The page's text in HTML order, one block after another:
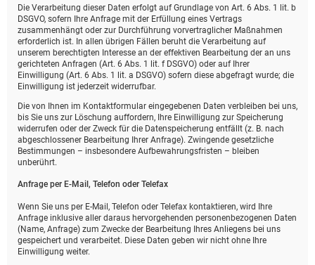
Die Verarbeitung dieser Daten erfolgt auf Grundlage von Art. 6 Abs. 1 lit. b
DSGVO, sofern Ihre Anfrage mit der Erfüllung eines Vertrags
zusammenhängt oder zur Durchführung vorvertraglicher Maßnahmen
erforderlich ist. In allen übrigen Fällen beruht die Verarbeitung auf
unserem berechtigten Interesse an der effektiven Bearbeitung der an uns
gerichteten Anfragen (Art. 6 Abs. 1 lit. f DSGVO) oder auf Ihrer
Einwilligung (Art. 6 Abs. 1 lit. a DSGVO) sofern diese abgefragt wurde; die
Einwilligung ist jederzeit widerrufbar.
Die von Ihnen im Kontaktformular eingegebenen Daten verbleiben bei uns,
bis Sie uns zur Löschung auffordern, Ihre Einwilligung zur Speicherung
widerrufen oder der Zweck für die Datenspeicherung entfällt (z. B. nach
abgeschlossener Bearbeitung Ihrer Anfrage). Zwingende gesetzliche
Bestimmungen – insbesondere Aufbewahrungsfristen – bleiben
unberührt.
Anfrage per E-Mail, Telefon oder Telefax
Wenn Sie uns per E-Mail, Telefon oder Telefax kontaktieren, wird Ihre
Anfrage inklusive aller daraus hervorgehenden personenbezogenen Daten
(Name, Anfrage) zum Zwecke der Bearbeitung Ihres Anliegens bei uns
gespeichert und verarbeitet. Diese Daten geben wir nicht ohne Ihre
Einwilligung weiter.